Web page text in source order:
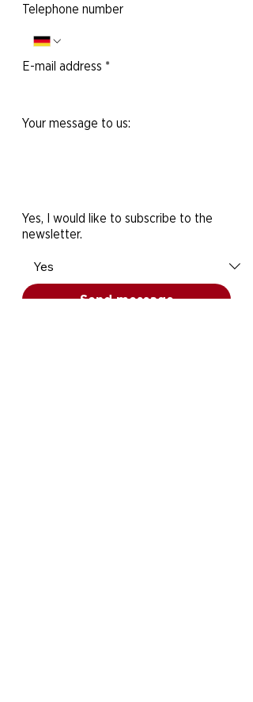
Telephone number
E-mail address *
Your message to us:
Yes, I would like to subscribe to the
newsletter.
Send message